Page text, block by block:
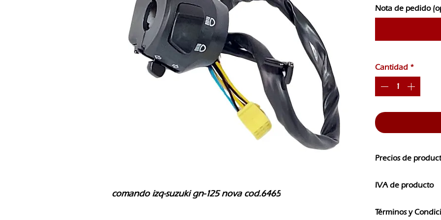
comando izq-suzuki gn-125 nova cod.6465
Nota de pedido
Cantidad *
Precios de
CAMBIOS SIN
IVA de producto
IVA
Términos y